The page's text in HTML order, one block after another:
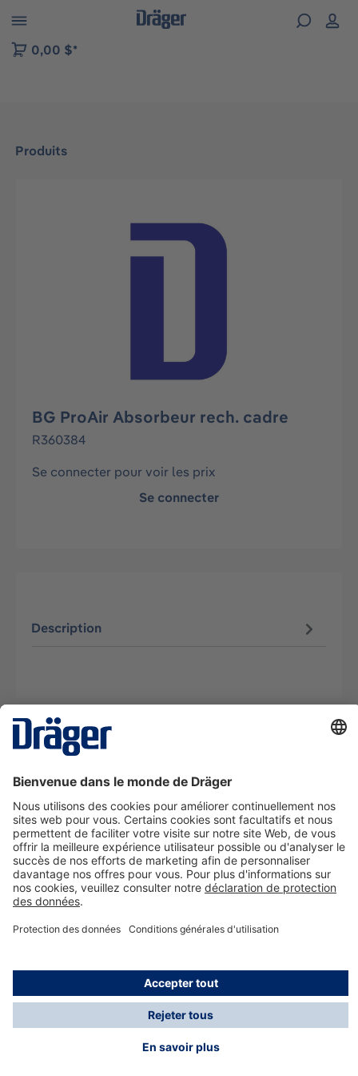
to B2B platform navigation
0,00 $*
Produits
Ignorer la galerie d'images
BG ProAir Absorbeur rech. cadre
R360384
Se connecter pour voir les prix
Se connecter
Description
La technologie
Nous contacter
A propos de Dräger
Informations
*Les taxes et les frais d'expédition ne sont pas inclus
dans les prix indiqués, sauf mention contraire. Des frais
supplémentaires peuvent s'appliquer.